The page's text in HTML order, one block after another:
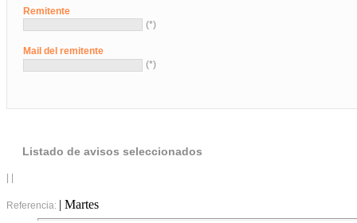
Remitente
(*)
Mail del remitente
(*)
Listado de avisos seleccionados
Referencia: | Martes